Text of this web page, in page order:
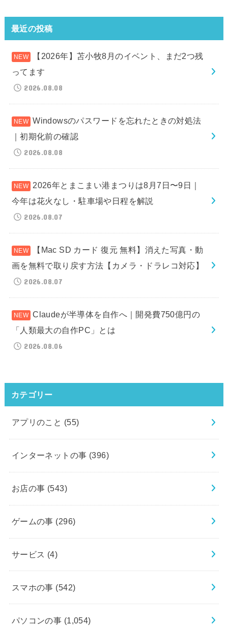
最近の投稿
【2026年】苫小牧8月のイベント、まだ2つ残
ってます
2026.08.08
Windowsのパスワードを忘れたときの対処法
｜初期化前の確認
2026.08.08
2026年とまこまい港まつりは8月7日〜9日｜
今年は花火なし・駐車場や日程を解説
2026.08.07
【Mac SD カード 復元 無料】消えた写真・動
画を無料で取り戻す方法【カメラ・ドラレコ対応】
2026.08.07
Claudeが半導体を自作へ｜開発費750億円の
「人類最大の自作PC」とは
2026.08.06
カテゴリー
アプリのこと (55)
インターネットの事 (396)
お店の事 (543)
ゲームの事 (296)
サービス (4)
スマホの事 (542)
パソコンの事 (1,054)